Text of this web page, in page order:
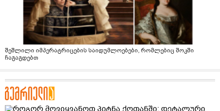
შეშლილი იმპერატრიცების საიდუმლოებები, რომლებიც შოკში
ჩაგაგდებთ